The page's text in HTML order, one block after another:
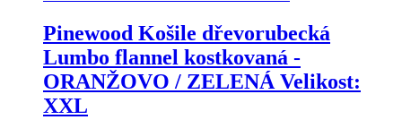
Pinewood Košile dřevorubecká
Lumbo flannel kostkovaná -
ORANŽOVO / ZELENÁ Velikost:
XXL